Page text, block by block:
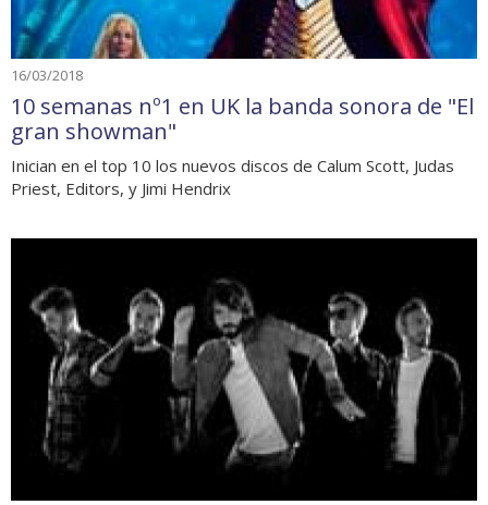
16/03/2018
10 semanas nº1 en UK la banda sonora de "El
gran showman"
Inician en el top 10 los nuevos discos de Calum Scott, Judas
Priest, Editors, y Jimi Hendrix